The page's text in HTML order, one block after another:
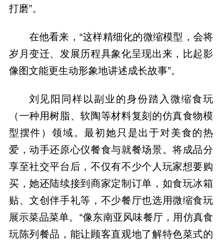
打磨”。
在他看来，“这样精细化的微缩模型，会将
岁月变迁、发展历程具象化呈现出来，比起影
像图文能更生动形象地讲述成长故事”。
刘见阳同样以副业的身份踏入微缩食玩
（一种用树脂、软陶等材料复刻的仿真食物模
型摆件）领域。最初她只是出于对美食的热
爱，动手还原心仪餐食与就餐场景。将成品分
享至社交平台后，不仅有不少个人玩家想要购
买，她还陆续接到商家定制订单，如食玩冰箱
贴、文创伴手礼等，不少餐厅也选用微缩食玩
展示菜品菜单。“像东南亚风味餐厅，用仿真食
玩陈列餐品，能让顾客直观地了解特色菜式的